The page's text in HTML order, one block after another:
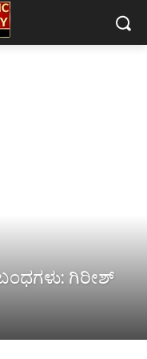
ಗಿರೀಶ್